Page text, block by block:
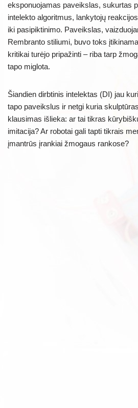
eksponuojamas paveikslas, sukurtas
intelekto algoritmus, lankytojų
iki pasipiktinimo. Paveikslas,
Rembranto stiliumi, buvo toks
kritikai turėjo pripažinti – riba tarp
tapo miglota.
Šiandien dirbtinis intelektas (DI) jau
tapo paveikslus ir netgi kuria
klausimas išlieka: ar tai tikras
imitacija? Ar robotai gali tapti tikrais
įmantrūs įrankiai žmogaus rankose?